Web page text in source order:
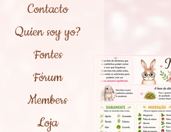
Contacto
Quien soy yo?
Fontes
Fórum
Members
Loja